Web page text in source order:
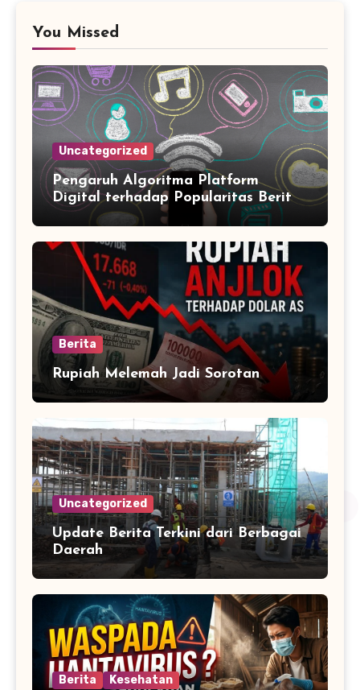
You Missed
Uncategorized
Pengaruh Algoritma Platform
Digital terhadap Popularitas Berita
Trending Harian
Berita
Rupiah Melemah Jadi Sorotan
Uncategorized
Update Berita Terkini dari Berbagai
Daerah
Berita Kesehatan